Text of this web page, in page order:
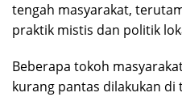
tengah masyarakat,
praktik mistis dan politik
Beberapa tokoh
kurang pantas dilakukan